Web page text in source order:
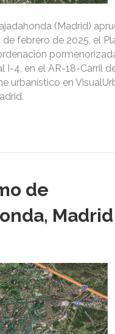
(Madrid)
febrero de 2025, el
I-4, en el AR-18-Carril
urbanístico en
de
Madrid